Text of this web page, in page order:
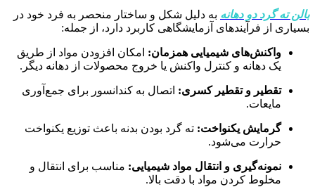
بالن ته گرد دو دهانه به دلیل شکل و ساختار منحصر به فرد خود در
بسیاری از فرآیندهای آزمایشگاهی کاربرد دارد، از جمله:
واکنش‌های شیمیایی همزمان: امکان افزودن مواد از طریق
یک دهانه و کنترل واکنش یا خروج محصولات از دهانه دیگر.
تقطیر و تقطیر کسری: اتصال به کندانسور برای جمع‌آوری
مایعات.
گرمایش یکنواخت: ته گرد بودن بدنه باعث توزیع یکنواخت
حرارت می‌شود.
نمونه‌گیری و انتقال مواد شیمیایی: مناسب برای انتقال و
مخلوط کردن مواد با دقت بالا.